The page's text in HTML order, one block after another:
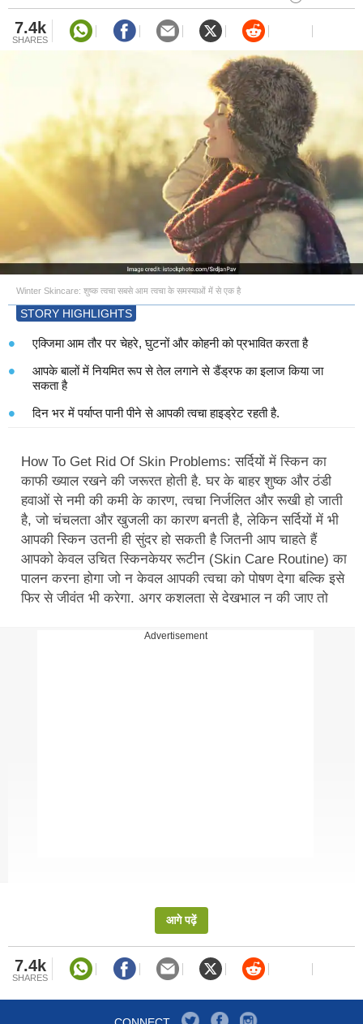
7.4k
SHARES
Winter Skincare: शुष्क त्वचा सबसे आम त्वचा के समस्याओं में से एक है
STORY HIGHLIGHTS
एक्जिमा आम तौर पर चेहरे, घुटनों और कोहनी को प्रभावित करता है
आपके बालों में नियमित रूप से तेल लगाने से डैंड्रफ का इलाज किया जा
सकता है
दिन भर में पर्याप्त पानी पीने से आपकी त्वचा हाइड्रेट रहती है.
How To Get Rid Of Skin Problems: सर्दियों में स्किन का
काफी ख्याल रखने की जरूरत होती है. घर के बाहर शुष्क और ठंडी
हवाओं से नमी की कमी के कारण, त्वचा निर्जलित और रूखी हो जाती
है, जो चंचलता और खुजली का कारण बनती है, लेकिन सर्दियों में भी
आपकी स्किन उतनी ही सुंदर हो सकती है जितनी आप चाहते हैं
आपको केवल उचित स्किनकेयर रूटीन (Skin Care Routine) का
पालन करना होगा जो न केवल आपकी त्वचा को पोषण देगा बल्कि इसे
फिर से जीवंत भी करेगा. अगर कुशलता से देखभाल न की जाए तो
में, यहां कुछ सामान्य स्थितियां हैं जो सर्दी के मौसम में कठोर ठंडी हवा
छिद्र, बैक्टीरिया का संक्रमण और मृत त्वचा कोशिकाएं हो जाती हैं,
लेकिन सर्दियां आपकी त्वचा से अधिक तेल उत्पन्न किए बिना भी
मुंहासे पैदा कर सकती हैं. शायद सर्दियों का मौसम एक ऐसा मौसम
होता है, जहां आमतौर पर पानी की खपत अन्य मौसमों की तुलना में
आमतौर पर आपके चेहरे, कंधों, छाती, गर्दन और ऊपरी बांहों पर होते
Advertisement
आगे पढ़ें
7.4k
SHARES